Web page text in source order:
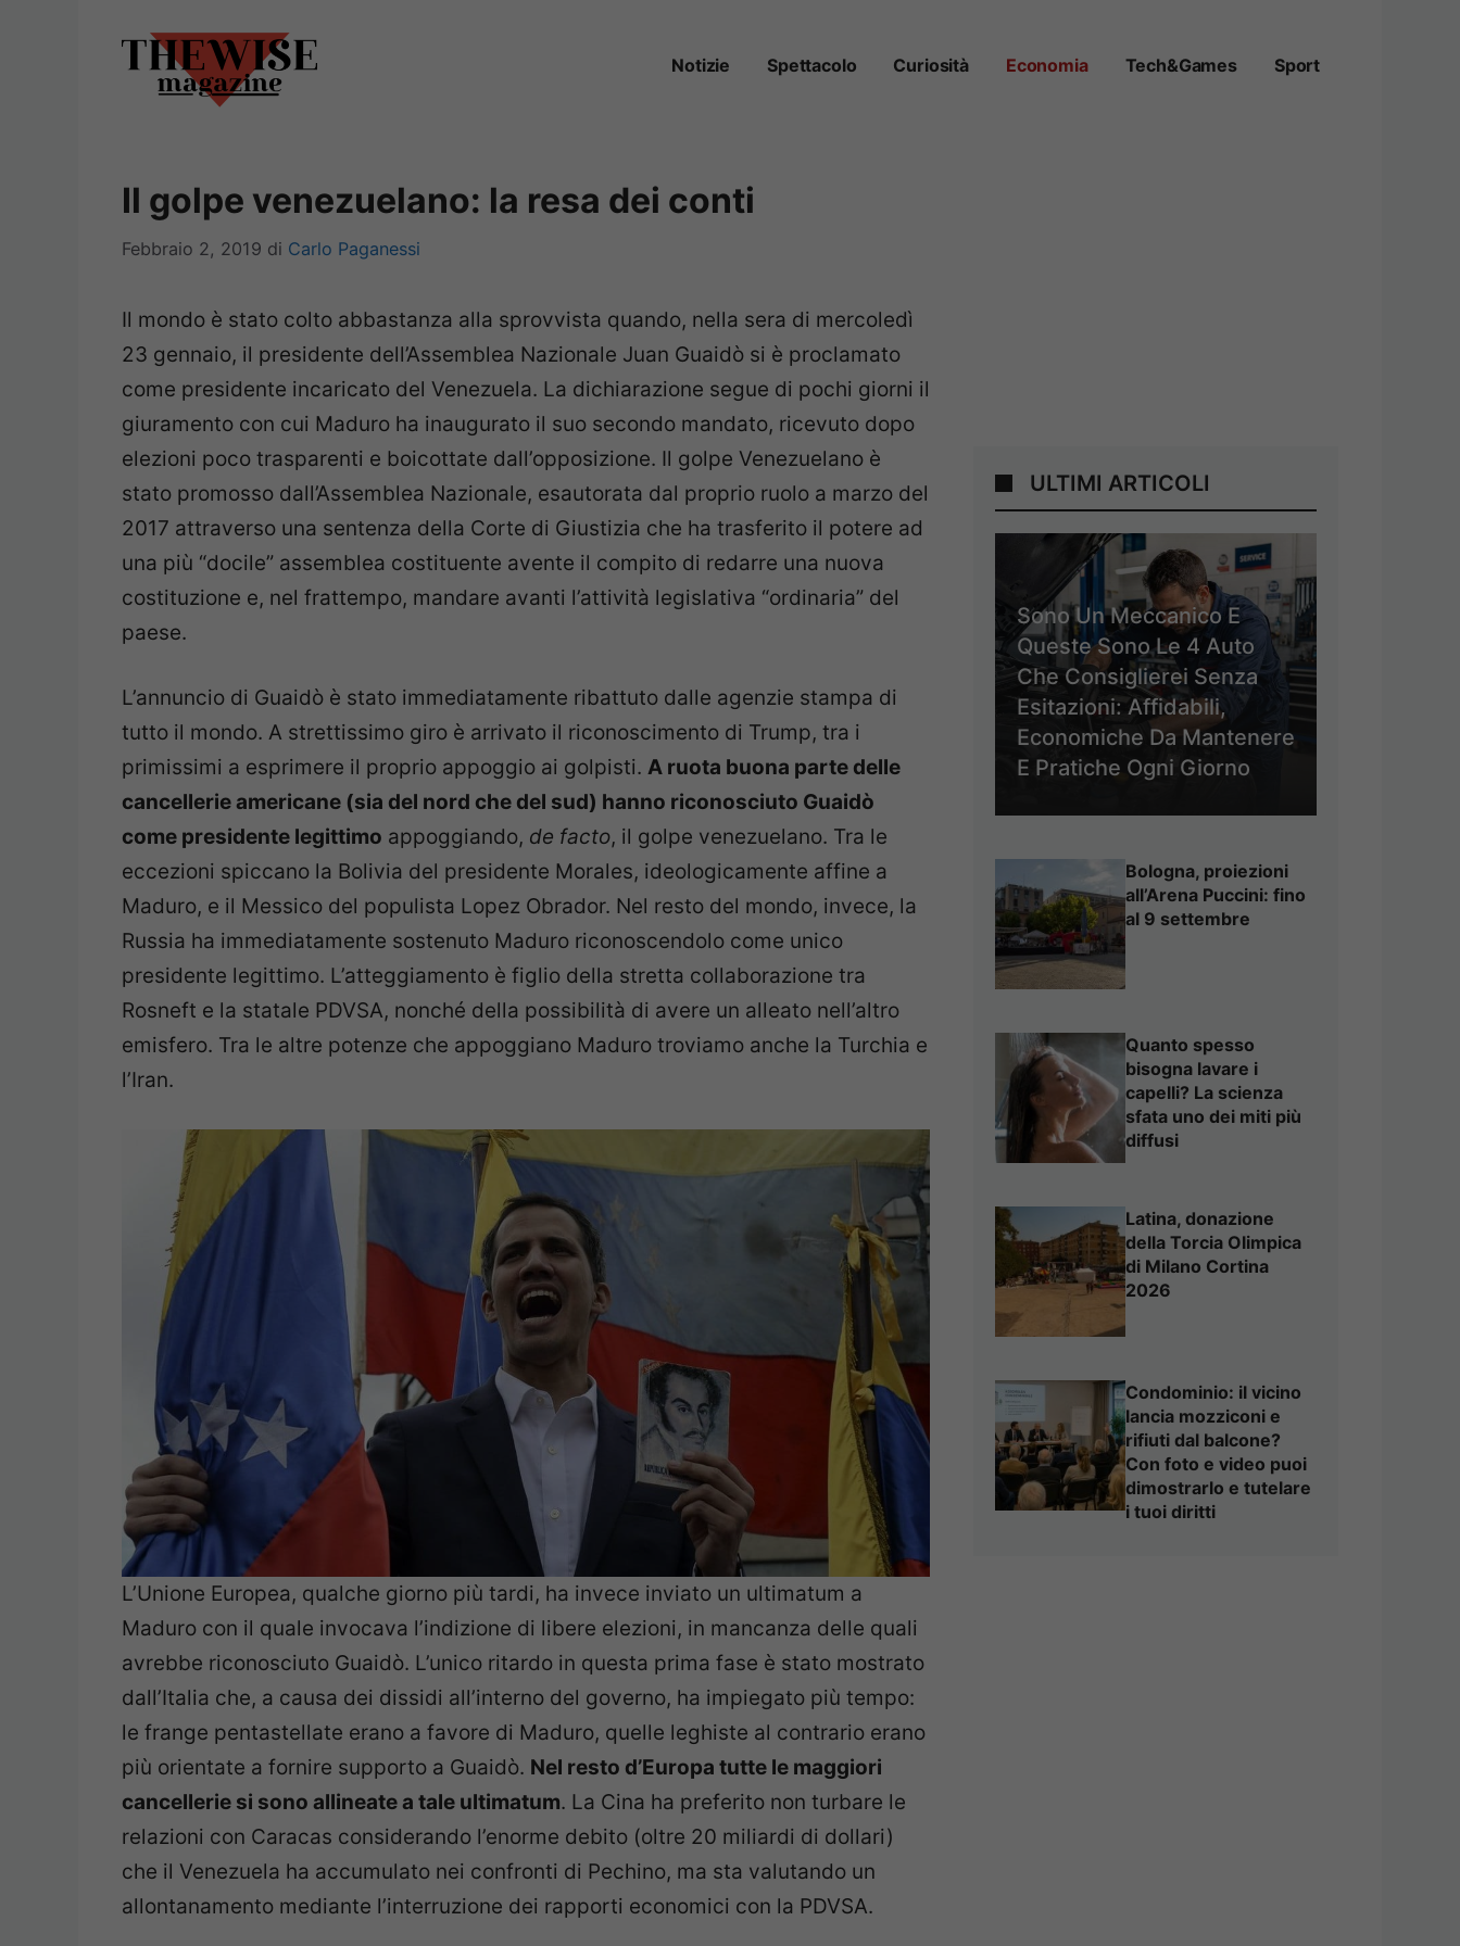
Notizie Spettacolo Curiosità Economia Tech&Games Sport
Il golpe venezuelano: la resa dei conti
Febbraio 2, 2019 di Carlo Paganessi
Il mondo è stato colto abbastanza alla sprovvista quando, nella sera di mercoledì
23 gennaio, il presidente dell’Assemblea Nazionale Juan Guaidò si è proclamato
come presidente incaricato del Venezuela. La dichiarazione segue di pochi giorni il
giuramento con cui Maduro ha inaugurato il suo secondo mandato, ricevuto dopo
elezioni poco trasparenti e boicottate dall’opposizione. Il golpe Venezuelano è
stato promosso dall’Assemblea Nazionale, esautorata dal proprio ruolo a marzo del
2017 attraverso una sentenza della Corte di Giustizia che ha trasferito il potere ad
una più “docile” assemblea costituente avente il compito di redarre una nuova
costituzione e, nel frattempo, mandare avanti l’attività legislativa “ordinaria” del
paese.
L’annuncio di Guaidò è stato immediatamente ribattuto dalle agenzie stampa di
tutto il mondo. A strettissimo giro è arrivato il riconoscimento di Trump, tra i
primissimi a esprimere il proprio appoggio ai golpisti. A ruota buona parte delle
cancellerie americane (sia del nord che del sud) hanno riconosciuto Guaidò
come presidente legittimo appoggiando, de facto, il golpe venezuelano. Tra le
eccezioni spiccano la Bolivia del presidente Morales, ideologicamente affine a
Maduro, e il Messico del populista Lopez Obrador. Nel resto del mondo, invece, la
Russia ha immediatamente sostenuto Maduro riconoscendolo come unico
presidente legittimo. L’atteggiamento è figlio della stretta collaborazione tra
Rosneft e la statale PDVSA, nonché della possibilità di avere un alleato nell’altro
emisfero. Tra le altre potenze che appoggiano Maduro troviamo anche la Turchia e
l’Iran.
L’Unione Europea, qualche giorno più tardi, ha invece inviato un ultimatum a
Maduro con il quale invocava l’indizione di libere elezioni, in mancanza delle quali
avrebbe riconosciuto Guaidò. L’unico ritardo in questa prima fase è stato mostrato
dall’Italia che, a causa dei dissidi all’interno del governo, ha impiegato più tempo:
le frange pentastellate erano a favore di Maduro, quelle leghiste al contrario erano
più orientate a fornire supporto a Guaidò. Nel resto d’Europa tutte le maggiori
cancellerie si sono allineate a tale ultimatum. La Cina ha preferito non turbare le
relazioni con Caracas considerando l’enorme debito (oltre 20 miliardi di dollari)
che il Venezuela ha accumulato nei confronti di Pechino, ma sta valutando un
allontanamento mediante l’interruzione dei rapporti economici con la PDVSA.
ULTIMI ARTICOLI
Sono Un Meccanico E
Queste Sono Le 4 Auto
Che Consiglierei Senza
Esitazioni: Affidabili,
Economiche Da Mantenere
E Pratiche Ogni Giorno
Bologna, proiezioni
all’Arena Puccini: fino
al 9 settembre
Quanto spesso
bisogna lavare i
capelli? La scienza
sfata uno dei miti più
diffusi
Latina, donazione
della Torcia Olimpica
di Milano Cortina
2026
Condominio: il vicino
lancia mozziconi e
rifiuti dal balcone?
Con foto e video puoi
dimostrarlo e tutelare
i tuoi diritti